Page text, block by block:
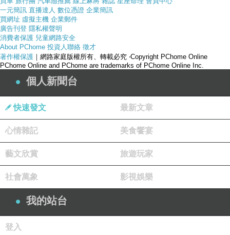
一元簡訊 直播達人 數位憑證 企業簡訊
買網址 虛擬主機 企業郵件
廣告刊登 隱私權聲明
消費者保護 兒童網路安全
About PChome 投資人聯絡 徵才
著作權保護 ｜網路家庭版權所有、轉載必究 ‧Copyright PChome Online
PChome Online and PChome are trademarks of PChome Online Inc.
個人新聞台
快速發文 最新文章
心情雜記 美食饗宴
藝文欣賞 旅遊玩家
社會萬象 影視娛樂
我的站台
登入